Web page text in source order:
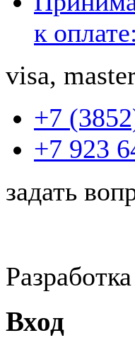
к оплате:
visa,
+7
+7 923
задать
Вход